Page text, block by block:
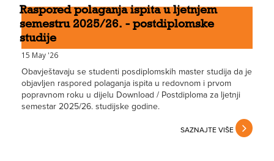
Raspored polaganja ispita u ljetnjem
semestru 2025/26. - postdiplomske
studije
15 May '26
Obavještavaju se studenti posdiplomskih master studija da je
objavljen raspored polaganja ispita u redovnom i prvom
popravnom roku u dijelu Download / Postdiploma za ljetnji
semestar 2025/26. studijske godine.
SAZNAJTE VIŠE